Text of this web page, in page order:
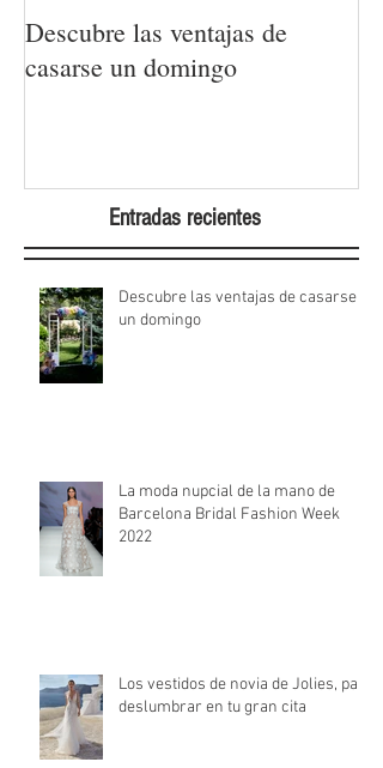
Descubre las ventajas de
casarse un domingo
Entradas recientes
Descubre las ventajas de casarse
un domingo
La moda nupcial de la mano de
Barcelona Bridal Fashion Week
2022
Los vestidos de novia de Jolies, para
deslumbrar en tu gran cita